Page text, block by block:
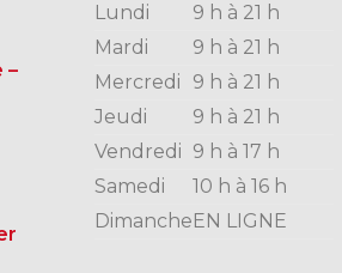
–
Lundi
9 h à 21 h
Mardi
9 h à 21 h
Mercredi
9 h à 21 h
Jeudi
9 h à 21 h
Vendredi 9 h à 17 h
Samedi
10 h à 16 h
DimancheEN LIGNE